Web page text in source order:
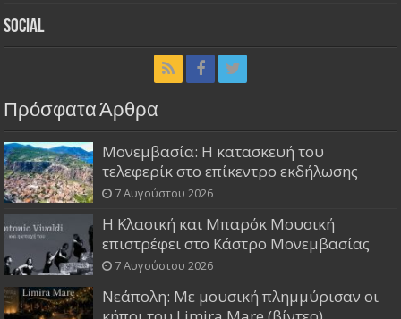
Social
Πρόσφατα Άρθρα
Μονεμβασία: Η κατασκευή του
τελεφερίκ στο επίκεντρο εκδήλωσης
7 Αυγούστου 2026
Η Κλασική και Μπαρόκ Μουσική
επιστρέφει στο Κάστρο Μονεμβασίας
7 Αυγούστου 2026
Νεάπολη: Με μουσική πλημμύρισαν οι